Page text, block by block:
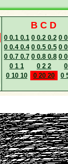
B C D
0 0.1 0.1 0 0.2 0.2 0
0 0.4 0.4 0 0.5 0.5 0
0 0.7 0.7 0 0.8 0.8 0
0 1 1
0 2 2
0 10 10
0 20 20 0